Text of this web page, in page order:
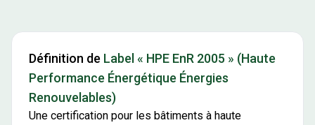
Définition de Label « HPE EnR 2005 » (Haute
Performance Énergétique Énergies
Renouvelables)
Une certification pour les bâtiments à haute